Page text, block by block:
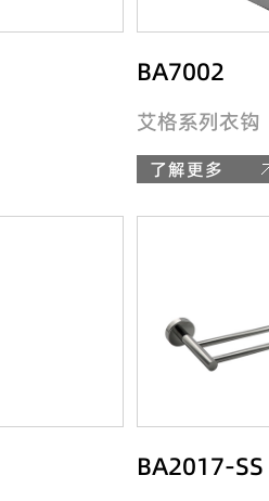
BA7002
艾格系列衣钩
了解更多
BA2017-SS